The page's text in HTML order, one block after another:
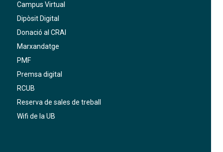
Campus Virtual
Dipòsit Digital
Donació al CRAI
Marxandatge
PMF
Premsa digital
RCUB
Reserva de sales de treball
Wifi de la UB